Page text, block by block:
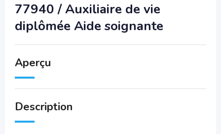
77940 / Auxiliaire de vie
diplômée Aide soignante
Aperçu
Description